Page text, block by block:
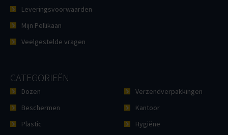
Leveringsvoorwaarden
Mijn Pellikaan
Veelgestelde vragen
CATEGORIEËN
Dozen
Beschermen
Plastic
Verzendverpakkingen
Kantoor
Hygiëne